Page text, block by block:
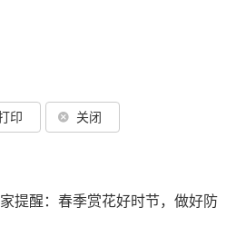
印 关闭
提醒：春季赏花好时节，做好防